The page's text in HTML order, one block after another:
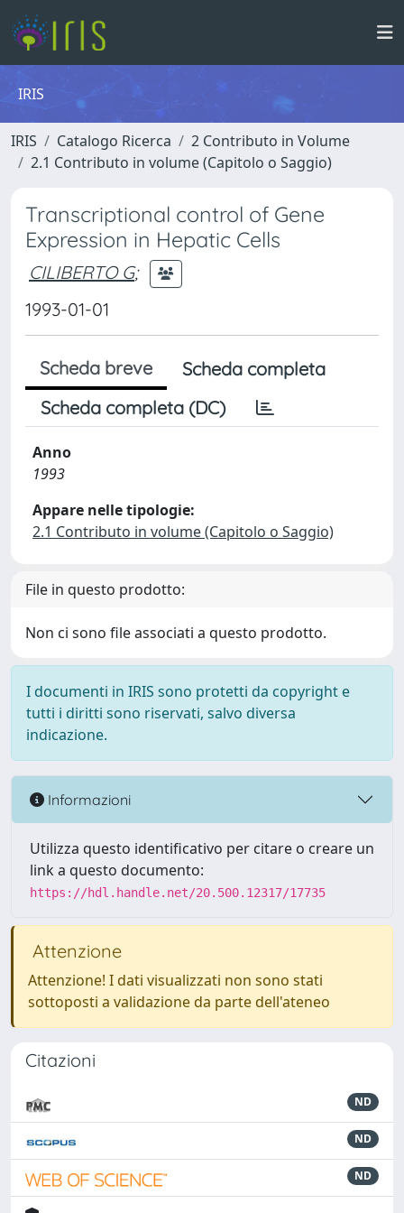
IRIS
IRIS Catalogo Ricerca
2 Contributo in Volume
2.1 Contributo in volume (Capitolo o Saggio)
Transcriptional control of Gene
Expression in Hepatic Cells
CILIBERTO G;
1993-01-01
Scheda breve
Scheda completa
Scheda completa (DC)
Anno
1993
Appare nelle tipologie:
2.1 Contributo in volume (Capitolo o Saggio)
File in questo prodotto:
Non ci sono file associati a questo prodotto.
I documenti in IRIS sono protetti da copyright e
tutti i diritti sono riservati, salvo diversa
indicazione.
Informazioni
Utilizza questo identificativo per citare o creare un
link a questo documento:
https://hdl.handle.net/20.500.12317/17735
Attenzione
Attenzione! I dati visualizzati non sono stati
sottoposti a validazione da parte dell'ateneo
Citazioni
ND
ND
ND